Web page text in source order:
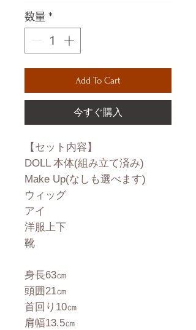
数量 *
Add To Cart
今すぐ購入
【セット内容】
DOLL 本体(組み立て済み)
Make Up(なしも選べます)
ウィッグ
アイ
洋服上下
靴
身長63㎝
頭囲21㎝
首回り10㎝
肩幅13.5㎝